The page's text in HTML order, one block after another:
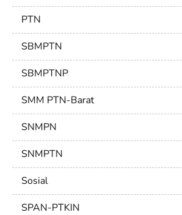
PTN
SBMPTN
SBMPTNP
SMM PTN-Barat
SNMPN
SNMPTN
Sosial
SPAN-PTKIN